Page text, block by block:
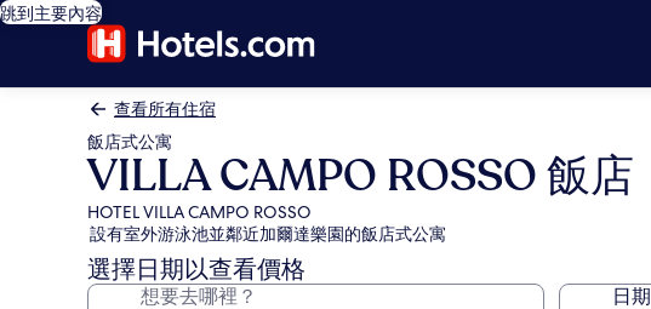
跳到主要內容
查看所有住宿
飯店式公寓
VILLA CAMPO ROSSO 飯店
HOTEL VILLA CAMPO ROSSO
設有室外游泳池並鄰近加爾達樂園的飯店式公寓
選擇日期以查看價格
想要去哪裡？ 日期